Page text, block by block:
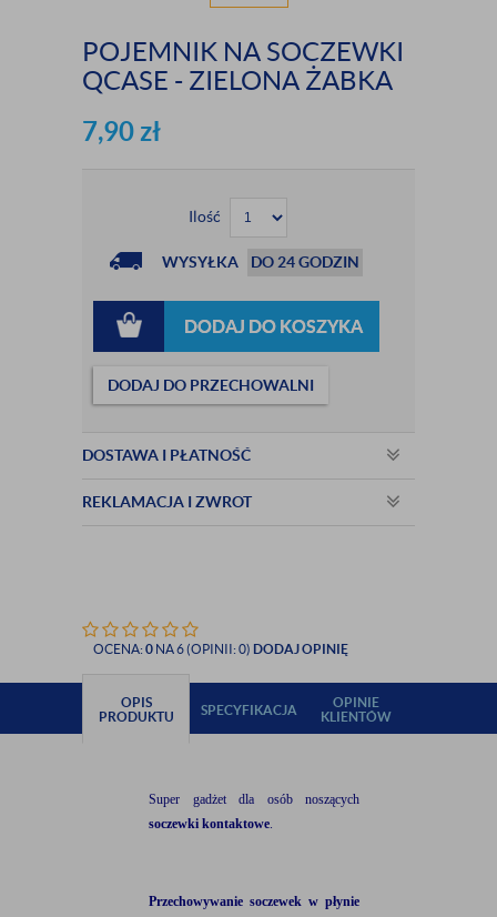
POJEMNIK NA SOCZEWKI
QCASE - ZIELONA ŻABKA
7,90 zł
Ilość
WYSYŁKA DO 24 GODZIN
DODAJ DO KOSZYKA
DODAJ DO PRZECHOWALNI
DOSTAWA I PŁATNOŚĆ
REKLAMACJA I ZWROT
OCENA: 0 NA 6 (OPINII: 0) DODAJ OPINIĘ
OPIS
PRODUKTU
SPECYFIKACJA
OPINIE
KLIENTÓW
Super gadżet dla osób noszących
soczewki kontaktowe.
Przechowywanie soczewek w płynie